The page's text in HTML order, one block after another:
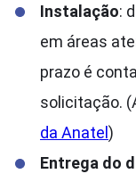
Instalação:
em áreas
prazo é
solicitação.
da Anatel )
Entrega do